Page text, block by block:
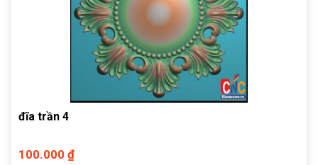
đĩa trần 4
100.000 ₫